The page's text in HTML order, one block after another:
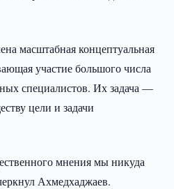
масштабная концептуальная
участие большого числа
специалистов. Их задача —
цели и задачи
мнения мы никуда
Ахмедхаджаев.